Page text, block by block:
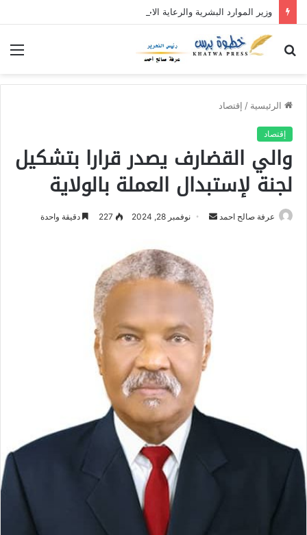
الرئيسية / إقتصاد
إقتصاد
والي القضارف يصدر قرارا بتشكيل
لجنة لإستبدال العملة بالولاية
عرفة صالح احمد
ب
ر
د
ا
إ
ت
نوفمبر 28, 2024 227 دقيقة واحدة